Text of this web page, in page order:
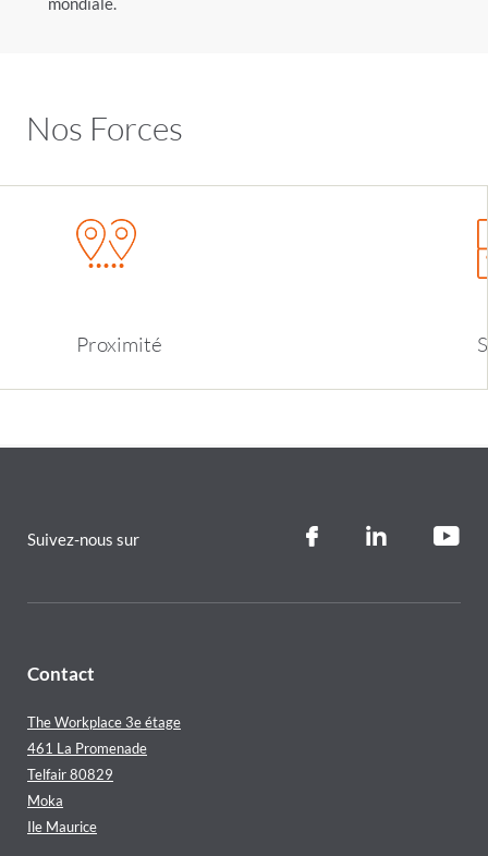
Nos Forces
Proximité
Suivez-nous sur
Contact
The Workplace 3e étage
461 La Promenade
Telfair 80829
Moka
Ile Maurice